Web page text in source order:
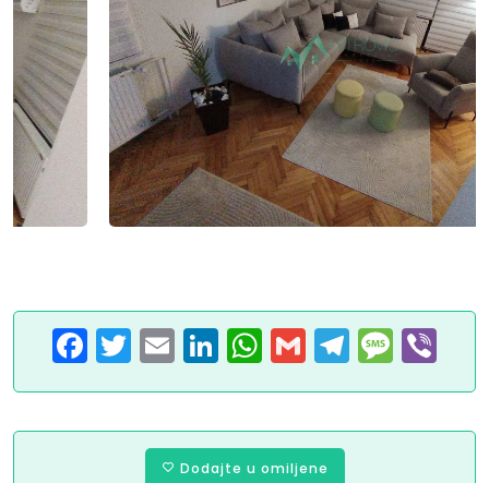
Facebook
TwitterEmail LinkedInWhatsApp
Gmail Telegram
Message
Dodajte u omiljene